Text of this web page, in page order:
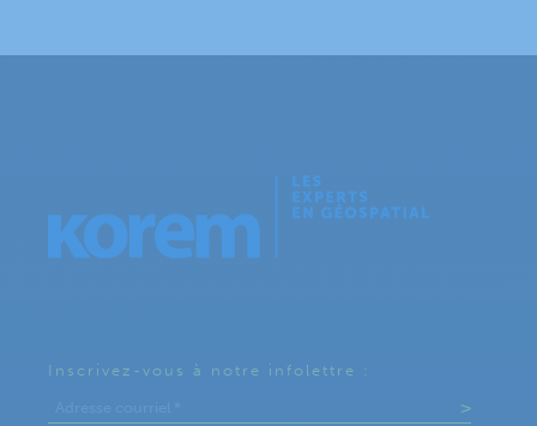
Inscrivez-vous à notre infolettre :